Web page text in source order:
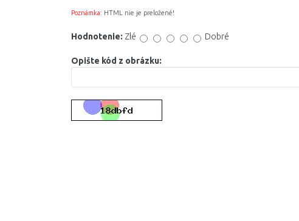
Poznámka: HTML nie je preložené!
Hodnotenie: Zlé Dobré
Opište kód z obrázku: